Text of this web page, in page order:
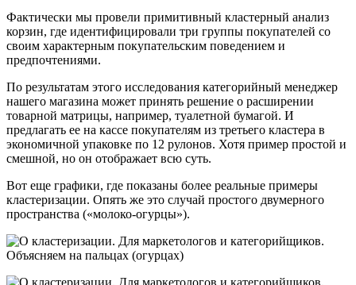
Фактически мы провели примитивный кластерный анализ
корзин, где идентифицировали три группы покупателей со
своим характерным покупательским поведением и
предпочтениями.
По результатам этого исследования категорийный менеджер
нашего магазина может принять решение о расширении
товарной матрицы, например, туалетной бумагой. И
предлагать ее на кассе покупателям из третьего кластера в
экономичной упаковке по 12 рулонов. Хотя пример простой и
смешной, но он отображает всю суть.
Вот еще графики, где показаны более реальные примеры
кластеризации. Опять же это случай простого двумерного
пространства («молоко-огурцы»).